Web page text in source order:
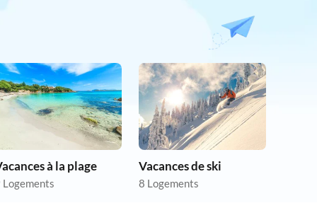
à la plage
Logements
Vacances de ski
8 Logements